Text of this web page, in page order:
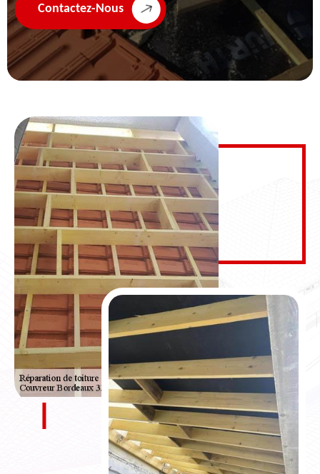
Contactez-Nous